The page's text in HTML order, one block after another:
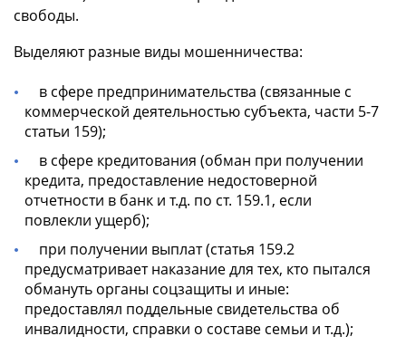
свободы.
Выделяют разные виды мошенничества:
в сфере предпринимательства (связанные с
коммерческой деятельностью субъекта, части 5-7
статьи 159);
в сфере кредитования (обман при получении
кредита, предоставление недостоверной
отчетности в банк и т.д. по ст. 159.1, если
повлекли ущерб);
при получении выплат (статья 159.2
предусматривает наказание для тех, кто пытался
обмануть органы соцзащиты и иные:
предоставлял поддельные свидетельства об
инвалидности, справки о составе семьи и т.д.);